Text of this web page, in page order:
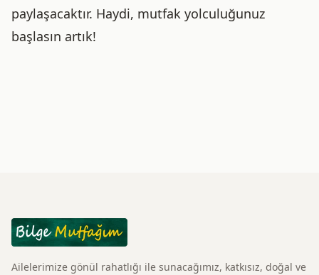
paylaşacaktır. Haydi, mutfak yolculuğunuz
başlasın artık!
Ailelerimize gönül rahatlığı ile sunacağımız, katkısız, doğal ve